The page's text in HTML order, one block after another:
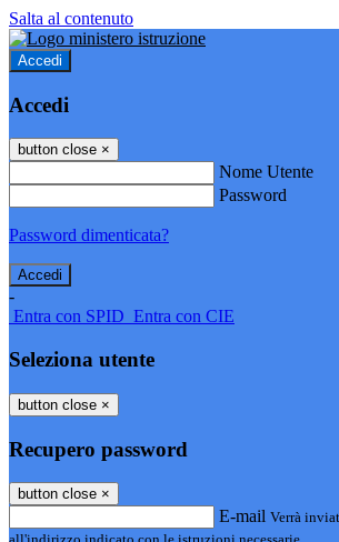
Salta al contenuto
Accedi
Accedi
button close ×
Nome Utente
Password
Password dimenticata?
-
Entra con SPID Entra con CIE
Seleziona utente
button close ×
Recupero password
button close ×
E-mail Verrà